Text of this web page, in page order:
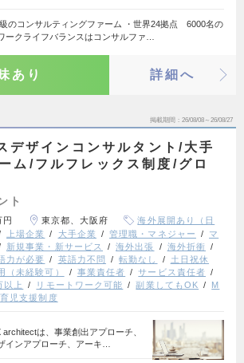
級のコンサルティングファーム ・世界24拠点 6000名の
ークライフバランスはコンサルファ…
あり 詳細へ
掲載期間 26/08/08～26/08/27
デザインコンサルタント/大手
ム/フルフレックス制度/グロ
ト
円 東京都、大阪府
海外展開あり（日
上場企業 大手企業 管理職・マネジャー
マ
新規事業・新サービス 海外出張
海外折衝
力が必要 英語力不問 転勤なし
土日祝休
（未経験可） 事業責任者
サービス責任者
以上 リモートワーク可能 副業してもOK
M
育児支援制度
は、事業創出アプローチ、
インアプローチ、アーキ…